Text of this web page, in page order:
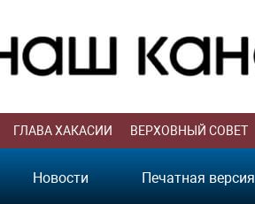
ГЛАВА ХАКАСИИ ВЕРХОВНЫЙ СОВЕТ
Новости Печатная версия